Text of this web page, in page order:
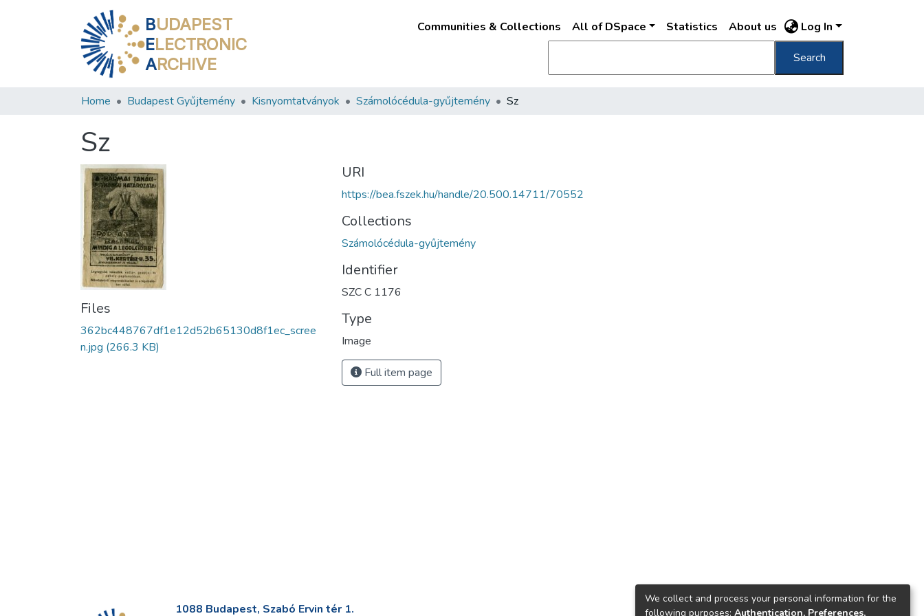
BUDAPEST
ELECTRONIC
ARCHIVE
Communities & Collections All of DSpace Statistics About us Log In
Search
Home Budapest Gyűjtemény Kisnyomtatványok Számolócédula-gyűjtemény Sz
Sz
Files
362bc448767df1e12d52b65130d8f1ec_scree
n.jpg (266.3 KB)
URI
https://bea.fszek.hu/handle/20.500.14711/70552
Collections
Számolócédula-gyűjtemény
Identifier
SZC C 1176
Type
Image
Full item page
1088 Budapest, Szabó Ervin tér 1.
We collect and process your personal information for the
following purposes: Authentication, Preferences,